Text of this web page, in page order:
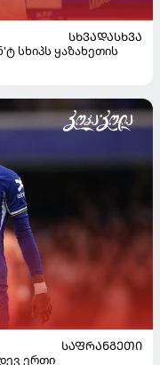
ᲡᲮᲕᲐᲓᲐᲡᲮᲕᲐ
სხიპს ყაზახეთის
ᲡᲐᲤᲠᲐᲜᲒᲔᲗᲘ
ერთი